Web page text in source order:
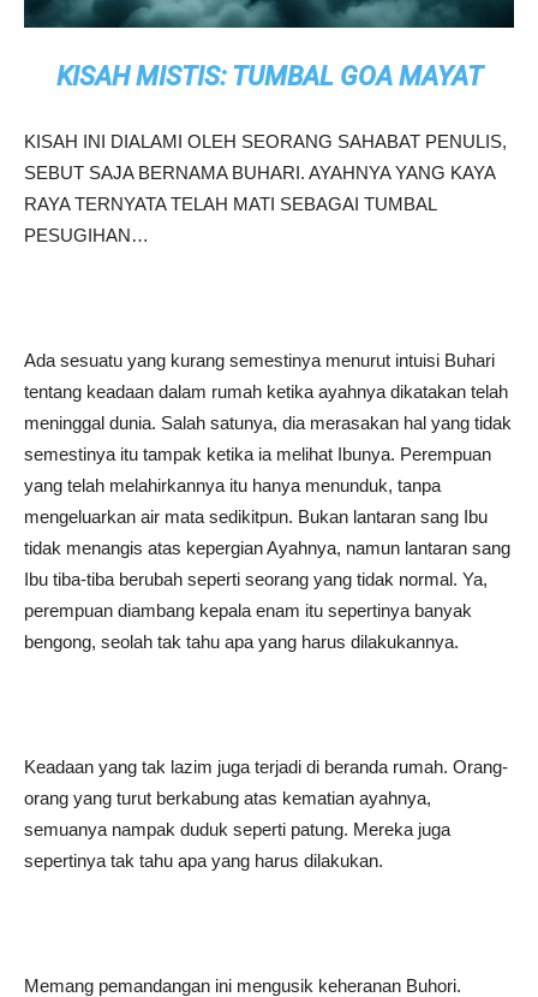
KISAH MISTIS: TUMBAL GOA MAYAT
KISAH INI DIALAMI OLEH SEORANG SAHABAT PENULIS,
SEBUT SAJA BERNAMA BUHARI. AYAHNYA YANG KAYA
RAYA TERNYATA TELAH MATI SEBAGAI TUMBAL
PESUGIHAN…
Ada sesuatu yang kurang semestinya menurut intuisi Buhari
tentang keadaan dalam rumah ketika ayahnya dikatakan telah
meninggal dunia. Salah satunya, dia merasakan hal yang tidak
semestinya itu tampak ketika ia melihat Ibunya. Perempuan
yang telah melahirkannya itu hanya menunduk, tanpa
mengeluarkan air mata sedikitpun. Bukan lantaran sang Ibu
tidak menangis atas kepergian Ayahnya, namun lantaran sang
Ibu tiba-tiba berubah seperti seorang yang tidak normal. Ya,
perempuan diambang kepala enam itu sepertinya banyak
bengong, seolah tak tahu apa yang harus dilakukannya.
Keadaan yang tak lazim juga terjadi di beranda rumah. Orang-
orang yang turut berkabung atas kematian ayahnya,
semuanya nampak duduk seperti patung. Mereka juga
sepertinya tak tahu apa yang harus dilakukan.
Memang pemandangan ini mengusik keheranan Buhori.